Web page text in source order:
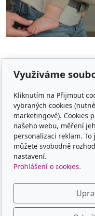
Jaké nosítko vybrat
Obchodní podmínky
Platba, doprava, vrácení
Kontakt
Kontaktní formulář
Využíváme
Kliknutím na Přijmout
vybraných cookies
marketingové). Cookies
našeho webu, měření
personalizaci reklam. To
můžete svobodně
nastavení.
Prohlášení o cookies.